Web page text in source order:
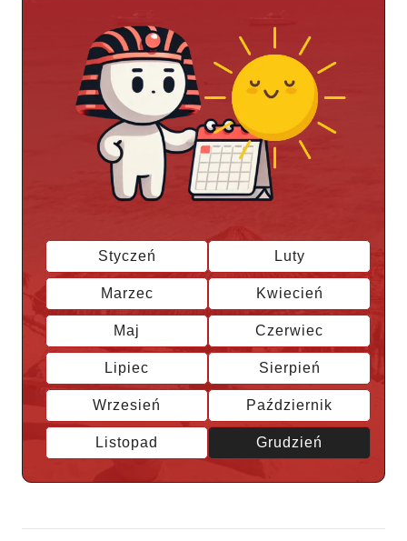
Styczeń Luty
Marzec Kwiecień
Maj Czerwiec
Lipiec Sierpień
Wrzesień Październik
Listopad Grudzień